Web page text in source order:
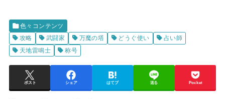
色々コンテンツ
攻略
武闘家 万魔の塔 どうぐ使い
占い師
天地雷鳴士
称号
ポスト シェア はてブ 送る Pocket